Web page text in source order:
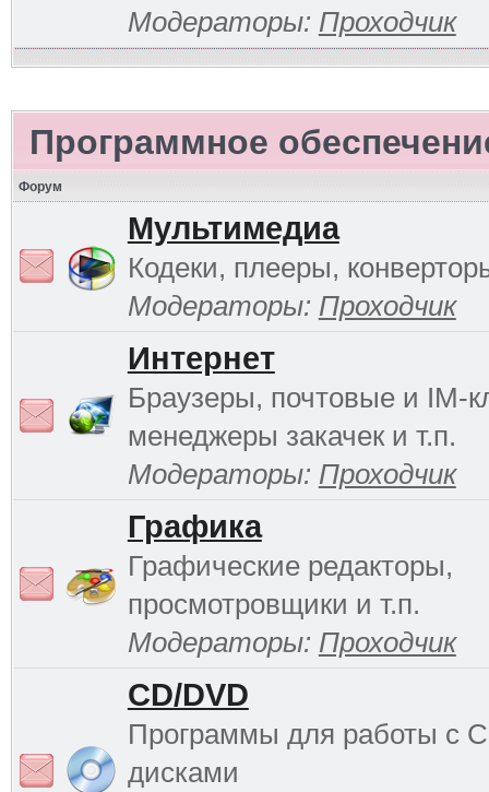
Модераторы: Проходчик
Программное
Форум
Мультимедиа
Кодеки, плееры,
Модераторы: Проходчик
Интернет
Браузеры, почтовые и IM-
менеджеры закачек и т.п.
Модераторы: Проходчик
Графика
Графические редакторы,
просмотровщики и т.п.
Модераторы: Проходчик
CD/DVD
Программы для работы с
дисками